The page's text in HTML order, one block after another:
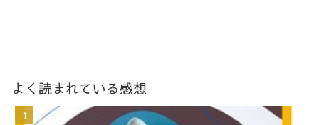
よく読まれている感想